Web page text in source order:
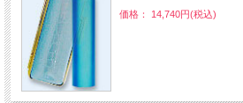
価格： 14,740円(税込)